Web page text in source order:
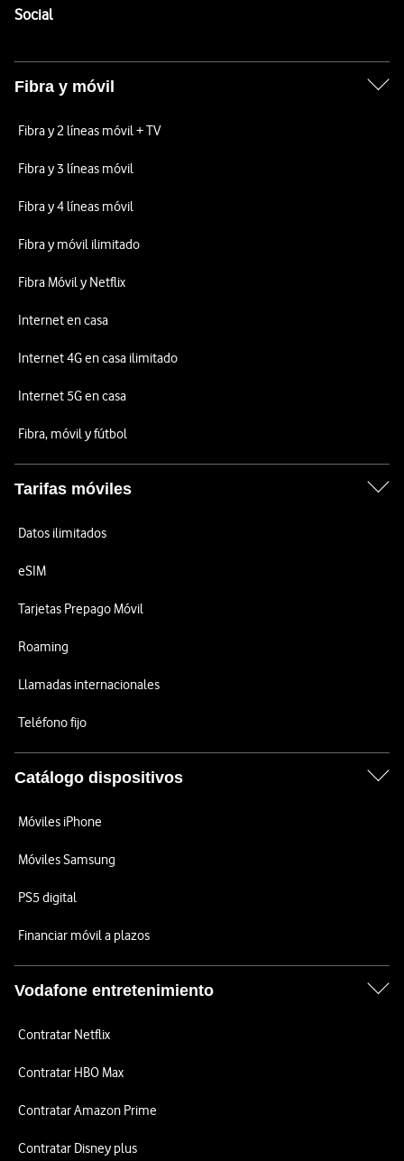
SocialEnlaces a las redes sociales de Vodafone
Fibra y móvil
Fibra y 2 líneas móvil + TV
Fibra y 3 líneas móvil
Fibra y 4 líneas móvil
Fibra y móvil ilimitado
Fibra Móvil y Netflix
Internet en casa
Internet 4G en casa ilimitado
Internet 5G en casa
Fibra, móvil y fútbol
Tarifas móviles
Datos ilimitados
eSIM
Tarjetas Prepago Móvil
Roaming
Llamadas internacionales
Teléfono fijo
Catálogo dispositivos
Móviles iPhone
Móviles Samsung
PS5 digital
Financiar móvil a plazos
Vodafone entretenimiento
Contratar Netflix
Contratar HBO Max
Contratar Amazon Prime
Contratar Disney plus